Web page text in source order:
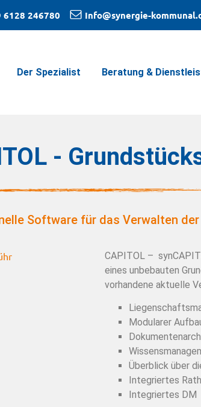
6128 246780 Info@synergie-
Der Spezialist Beratung &
-
Software für das Verwalten
CAPITOL –
eines unbebauten
vorhandene aktuelle
Modularer
Überblick über
Integriertes
Integriertes DM